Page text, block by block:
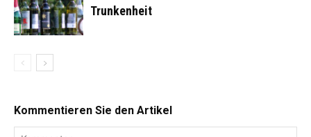
Trunkenheit
Kommentieren Sie den Artikel